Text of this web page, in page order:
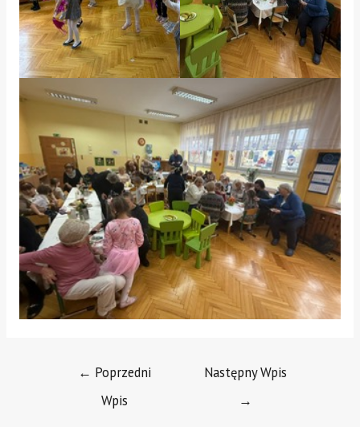
← Poprzedni
Wpis
Następny Wpis
→